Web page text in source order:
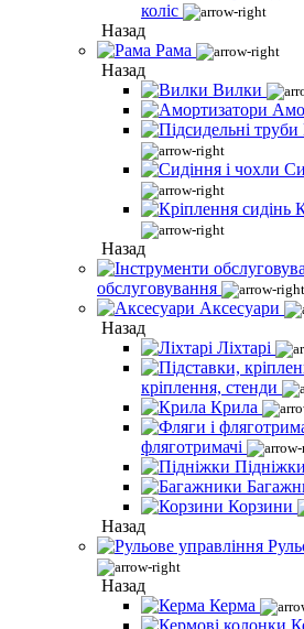
коліс
Назад
Рама
Назад
Вилки
Назад
обслуговування
Аксесуари
Назад
Ліхтарі
кріплення, стенди
Крила
фляготримачі
Підніжки
Корзини
Назад
Назад
Керма